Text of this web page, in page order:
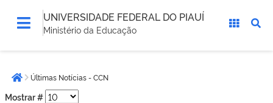
UNIVERSIDADE FEDERAL DO PIAUÍ
Ministério da Educação
estáPágina inicial
Últimas Notícias - CCN
Mostrar #